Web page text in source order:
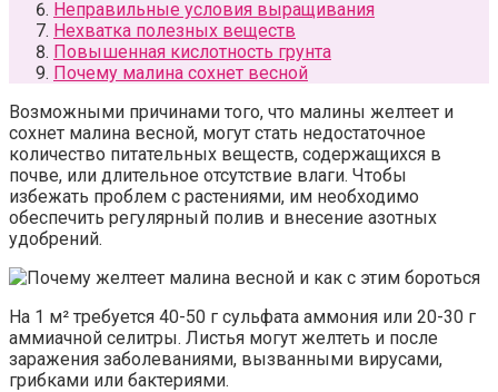
Неправильные условия выращивания
Нехватка полезных веществ
Повышенная кислотность грунта
Почему малина сохнет весной
Возможными причинами того, что малины желтеет и
сохнет малина весной, могут стать недостаточное
количество питательных веществ, содержащихся в
почве, или длительное отсутствие влаги. Чтобы
избежать проблем с растениями, им необходимо
обеспечить регулярный полив и внесение азотных
удобрений.
На 1 м² требуется 40-50 г сульфата аммония или 20-30 г
аммиачной селитры. Листья могут желтеть и после
заражения заболеваниями, вызванными вирусами,
грибками или бактериями.